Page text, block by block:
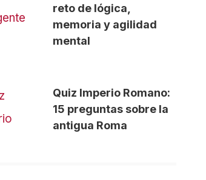
reto de lógica,
memoria y agilidad
mental
Quiz Imperio Romano:
15 preguntas sobre la
antigua Roma